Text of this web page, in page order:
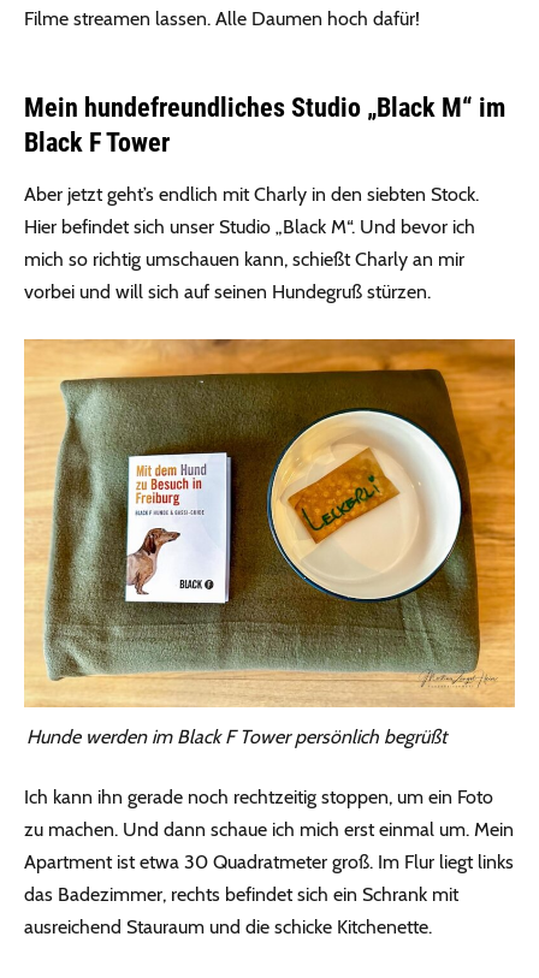
Filme streamen lassen. Alle Daumen hoch dafür!
Mein hundefreundliches Studio „Black M“ im
Black F Tower
Aber jetzt geht’s endlich mit Charly in den siebten Stock.
Hier befindet sich unser Studio „Black M“. Und bevor ich
mich so richtig umschauen kann, schießt Charly an mir
vorbei und will sich auf seinen Hundegruß stürzen.
Hunde werden im Black F Tower persönlich begrüßt
Ich kann ihn gerade noch rechtzeitig stoppen, um ein Foto
zu machen. Und dann schaue ich mich erst einmal um. Mein
Apartment ist etwa 30 Quadratmeter groß. Im Flur liegt links
das Badezimmer, rechts befindet sich ein Schrank mit
ausreichend Stauraum und die schicke Kitchenette.